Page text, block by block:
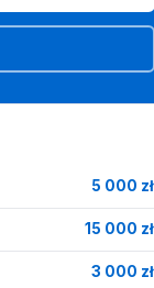
5 000 zł
15 000 zł
3 000 zł